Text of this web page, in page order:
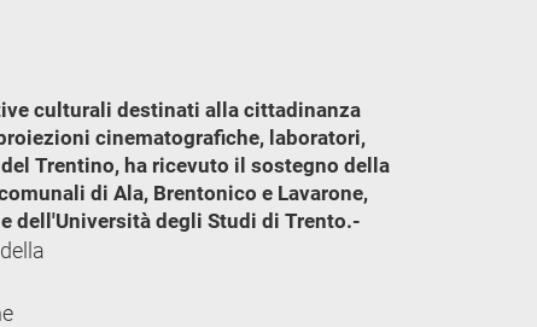
culturali destinati alla cittadinanza
cinematografiche, laboratori,
Trentino, ha ricevuto il sostegno della
di Ala, Brentonico e Lavarone,
dell'Università degli Studi di Trento.-